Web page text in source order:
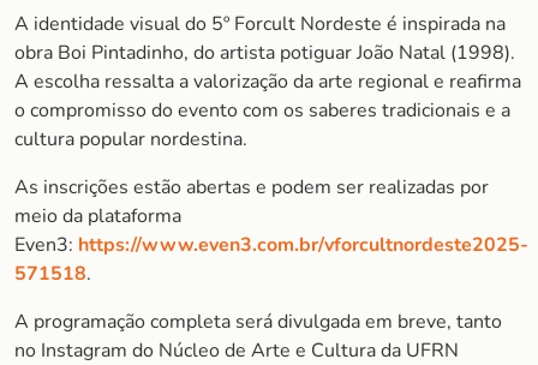
A identidade visual do 5º Forcult Nordeste é inspirada na
obra Boi Pintadinho, do artista potiguar João Natal (1998).
A escolha ressalta a valorização da arte regional e reafirma
o compromisso do evento com os saberes tradicionais e a
cultura popular nordestina.
As inscrições estão abertas e podem ser realizadas por
meio da plataforma
Even3: https://www.even3.com.br/vforcultnordeste2025-
571518.
A programação completa será divulgada em breve, tanto
no Instagram do Núcleo de Arte e Cultura da UFRN